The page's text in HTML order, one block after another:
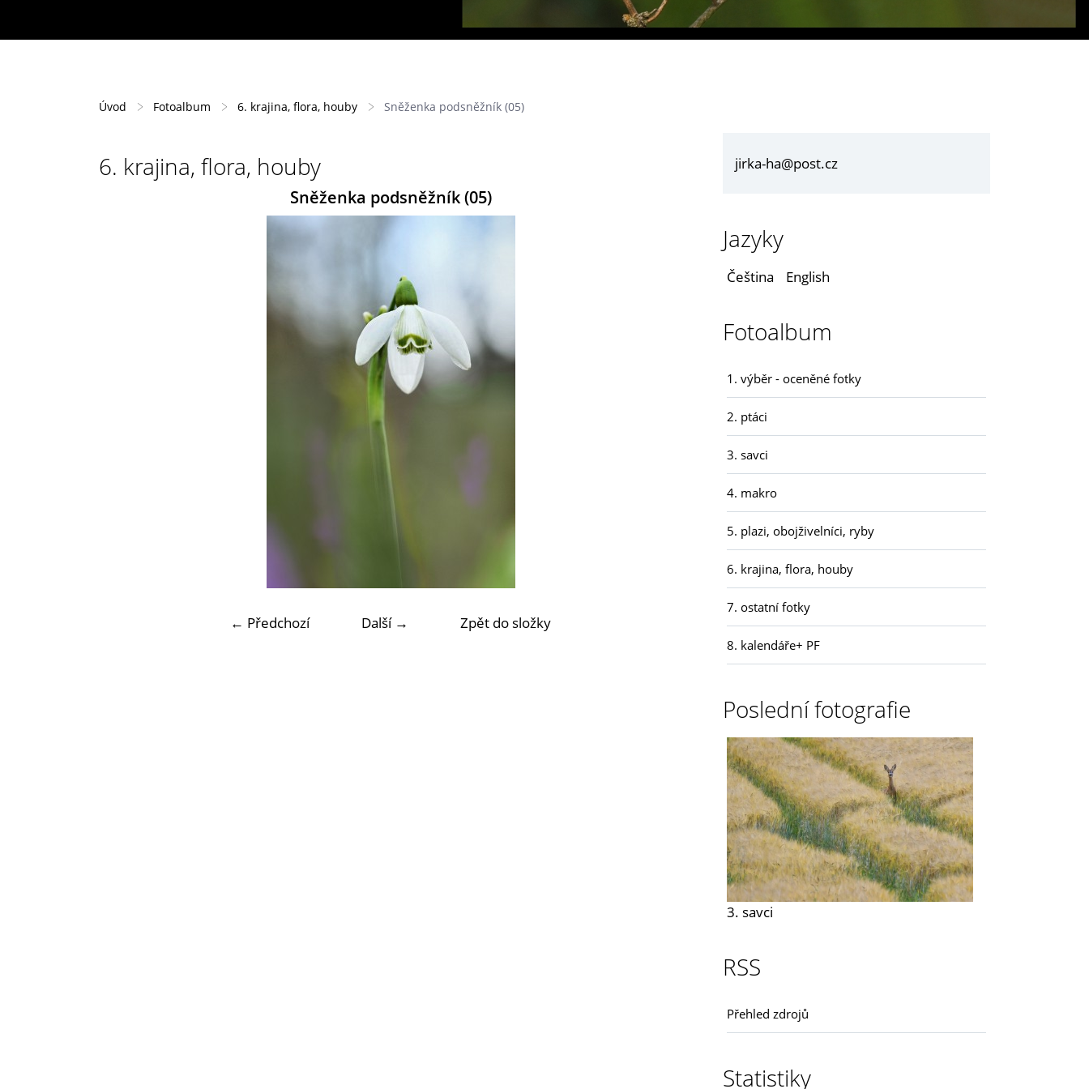
Úvod Fotoalbum 6. krajina, flora, houby Sněženka podsněžník (05)
6. krajina, flora, houby
Sněženka podsněžník (05)
← Předchozí Další → Zpět do složky
jirka-ha@post.cz
Jazyky
Čeština English
Fotoalbum
1. výběr - oceněné fotky
2. ptáci
3. savci
4. makro
5. plazi, obojživelníci, ryby
6. krajina, flora, houby
7. ostatní fotky
8. kalendáře+ PF
Poslední fotografie
3. savci
RSS
Přehled zdrojů
Statistiky